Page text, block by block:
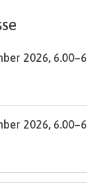
2026,
2026,